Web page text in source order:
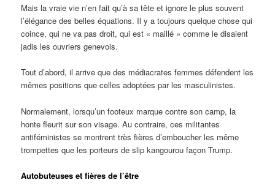
Mais la vraie vie n’en fait qu’à sa tête et ignore le plus souvent
l’élégance des belles équations. Il y a toujours quelque chose qui
coince, qui ne va pas droit, qui est « maillé » comme le disaient
jadis les ouvriers genevois.
Tout d’abord, il arrive que des médiacrates femmes défendent les
mêmes positions que celles adoptées par les masculinistes.
Normalement, lorsqu’un footeux marque contre son camp, la
honte fleurit sur son visage. Au contraire, ces militantes
antiféministes se montrent très fières d’emboucher les même
trompettes que les porteurs de slip kangourou façon Trump.
Autobuteuses et fières de l’être